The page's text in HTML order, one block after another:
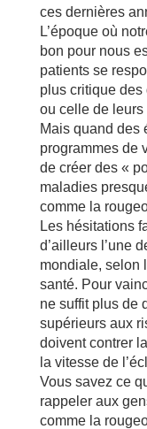
ces dernières
L’époque où
bon pour nous
patients se
plus critique
ou celle de leurs
Mais quand des
programmes de
de créer des «
maladies
comme la
Les hésitations
d’ailleurs l’une
mondiale, selon
santé. Pour
ne suffit plus de
supérieurs aux
doivent contrer
la vitesse de
Vous savez ce
rappeler aux
comme la